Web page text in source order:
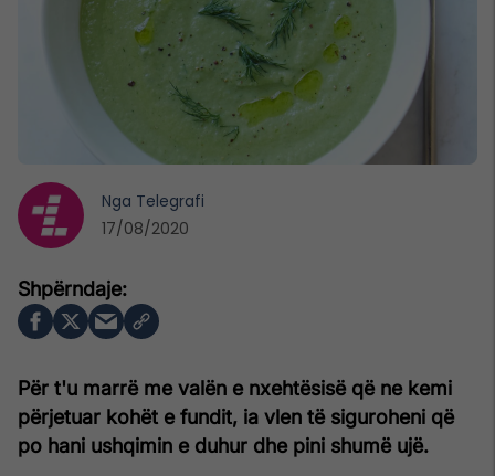
Për t'u marrë me valën e nxehtësisë që ne kemi
përjetuar kohët e fundit, ia vlen të siguroheni që
po hani ushqimin e duhur dhe pini shumë ujë.
Nga Telegrafi
17/08/2020